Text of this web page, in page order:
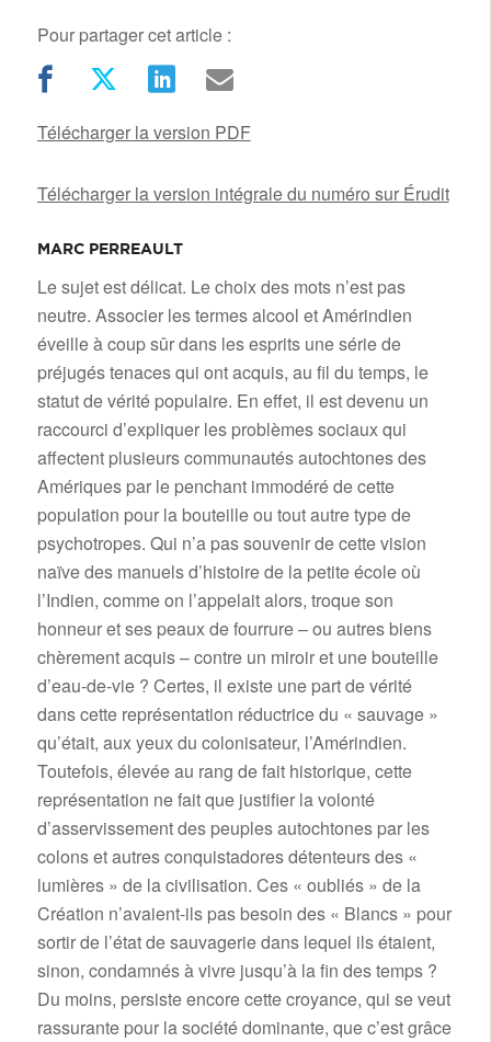
Pour partager cet article :
Télécharger la version PDF
Télécharger la version intégrale du numéro sur Érudit
MARC PERREAULT/
Le sujet est délicat. Le choix des mots n’est pas
neutre. Associer les termes alcool et Amérindien
éveille à coup sûr dans les esprits une série de
préjugés tenaces qui ont acquis, au fil du temps, le
statut de vérité populaire. En effet, il est devenu un
raccourci d’expliquer les problèmes sociaux qui
affectent plusieurs communautés autochtones des
Amériques par le penchant immodéré de cette
population pour la bouteille ou tout autre type de
psychotropes. Qui n’a pas souvenir de cette vision
naïve des manuels d’histoire de la petite école où
l’Indien, comme on l’appelait alors, troque son
honneur et ses peaux de fourrure – ou autres biens
chèrement acquis – contre un miroir et une bouteille
d’eau-de-vie ? Certes, il existe une part de vérité
dans cette représentation réductrice du « sauvage »
qu’était, aux yeux du colonisateur, l’Amérindien.
Toutefois, élevée au rang de fait historique, cette
représentation ne fait que justifier la volonté
d’asservissement des peuples autochtones par les
colons et autres conquistadores détenteurs des «
lumières » de la civilisation. Ces « oubliés » de la
Création n’avaient-ils pas besoin des « Blancs » pour
sortir de l’état de sauvagerie dans lequel ils étaient,
sinon, condamnés à vivre jusqu’à la fin des temps ?
Du moins, persiste encore cette croyance, qui se veut
rassurante pour la société dominante, que c’est grâce